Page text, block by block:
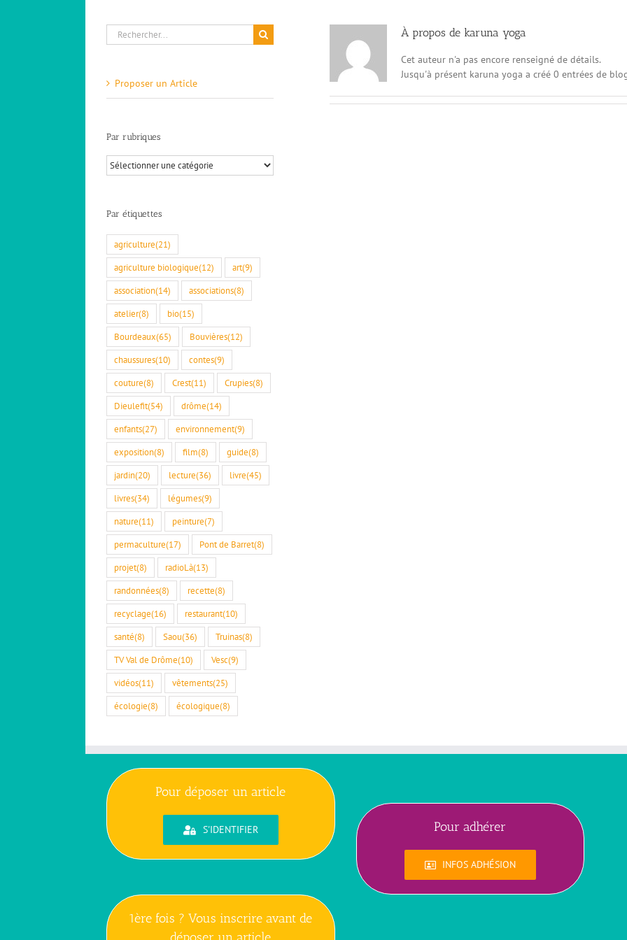
À propos de karuna yoga
Cet auteur n'a pas encore renseigné de détails.
Jusqu'à présent karuna yoga a créé 0 entrées de
Rechercher:
Proposer un Article
Par rubriques
Par
rubriques
Par étiquettes
agriculture(21)
agriculture biologique(12) art(9)
association(14) associations(8)
atelier(8) bio(15)
Bourdeaux(65) Bouvières(12)
chaussures(10) contes(9)
couture(8) Crest(11) Crupies(8)
Dieulefit(54) drôme(14)
enfants(27) environnement(9)
exposition(8) film(8) guide(8)
jardin(20) lecture(36) livre(45)
livres(34) légumes(9)
nature(11) peinture(7)
permaculture(17) Pont de Barret(8)
projet(8) radioLà(13)
randonnées(8) recette(8)
recyclage(16) restaurant(10)
santé(8) Saou(36) Truinas(8)
TV Val de Drôme(10) Vesc(9)
vidéos(11) vêtements(25)
écologie(8) écologique(8)
Pour déposer un article
S'IDENTIFIER
1ère fois ? Vous inscrire avant de
Pour adhérer
INFOS ADHÉSION